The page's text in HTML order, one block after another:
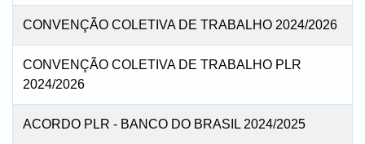
CONVENÇÃO COLETIVA DE TRABALHO 2024/2026
CONVENÇÃO COLETIVA DE TRABALHO PLR
2024/2026
ACORDO PLR - BANCO DO BRASIL 2024/2025